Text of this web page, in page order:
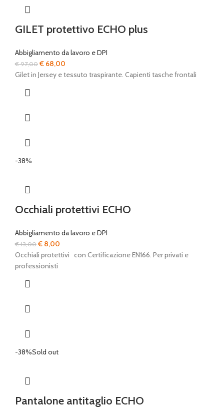
GILET protettivo ECHO plus
Abbigliamento da lavoro e DPI
€97,00Il
prezzo
€ 68,00
prezzo
Gilet in Jersey e tessuto traspirante. Capienti tasche frontali
-38%
Occhiali protettivi ECHO
Abbigliamento da lavoro e DPI
€13,00Il
prezzo
originale
€ 8,00
prezzo
Occhiali protettivi con Certificazione EN166. Per privati e
professionisti
-38%Sold out
Pantalone antitaglio ECHO